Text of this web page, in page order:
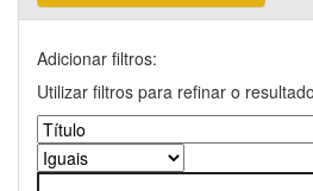
Adicionar filtros:
Utilizar filtros para refinar o